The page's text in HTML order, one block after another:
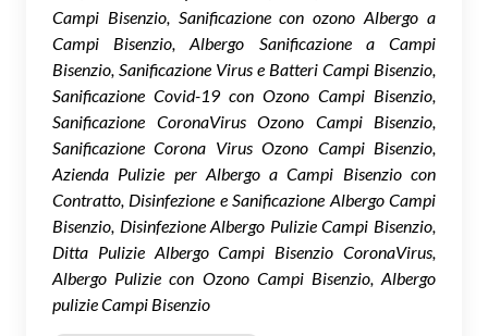
Campi Bisenzio, Sanificazione con ozono Albergo a
Campi Bisenzio, Albergo Sanificazione a Campi
Bisenzio, Sanificazione Virus e Batteri Campi Bisenzio,
Sanificazione Covid-19 con Ozono Campi Bisenzio,
Sanificazione CoronaVirus Ozono Campi Bisenzio,
Sanificazione Corona Virus Ozono Campi Bisenzio,
Azienda Pulizie per Albergo a Campi Bisenzio con
Contratto, Disinfezione e Sanificazione Albergo Campi
Bisenzio, Disinfezione Albergo Pulizie Campi Bisenzio,
Ditta Pulizie Albergo Campi Bisenzio CoronaVirus,
Albergo Pulizie con Ozono Campi Bisenzio, Albergo
pulizie Campi Bisenzio